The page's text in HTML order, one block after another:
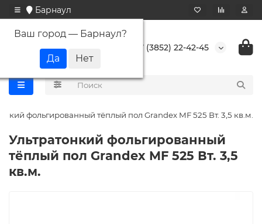
Барнаул
Ваш город — Барнаул?
+7 (3852) 22-42-45
фольгированный тёплый пол Grandex MF 525 Вт. 3,5 кв.м.
Ультратонкий фольгированный
тёплый пол Grandex MF 525 Вт. 3,5
кв.м.